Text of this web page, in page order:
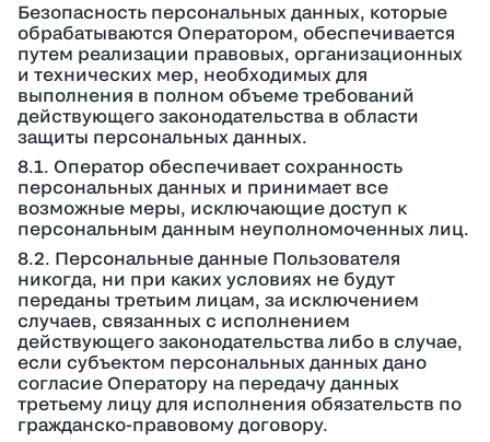
Безопасность персональных данных, которые
обрабатываются Оператором, обеспечивается
путем реализации правовых, организационных
и технических мер, необходимых для
выполнения в полном объеме требований
действующего законодательства в области
защиты персональных данных.
8.1. Оператор обеспечивает сохранность
персональных данных и принимает все
возможные меры, исключающие доступ к
персональным данным неуполномоченных лиц.
8.2. Персональные данные Пользователя
никогда, ни при каких условиях не будут
переданы третьим лицам, за исключением
случаев, связанных с исполнением
действующего законодательства либо в случае,
если субъектом персональных данных дано
согласие Оператору на передачу данных
третьему лицу для исполнения обязательств по
гражданско-правовому договору.